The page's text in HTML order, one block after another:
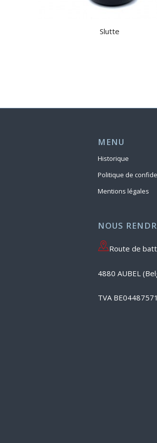
Slutte
MENU
Historique
Politique de
Mentions légales
NOUS
Route de
4880 AUBEL
TVA